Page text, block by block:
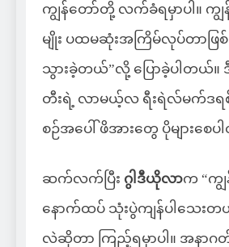
ကျွန်တော်တို့ လက်ခံရမှာပါ။ ကျွ
မျိုး ပထမဆုံးအကြိမ်လုပ်တာဖြစ်ပ
သွားခဲ့တယ်”လို့ ပြောခဲ့ပါတယ်။
တီးရဲ့ လာမယ့်လ ရီးရဲလ်မက်ဒရ
စဉ်အပေါ် ဖိအားတွေ ပိုများစေ
ဆက်လက်ပြီး ဂွါဒီယိုလာက “က
နောက်ထပ် သုံးပွဲကျန်ပါသေးတ
လဲဆိုတာ ကြည့်ရမှာပါ။ အနာဂတ်